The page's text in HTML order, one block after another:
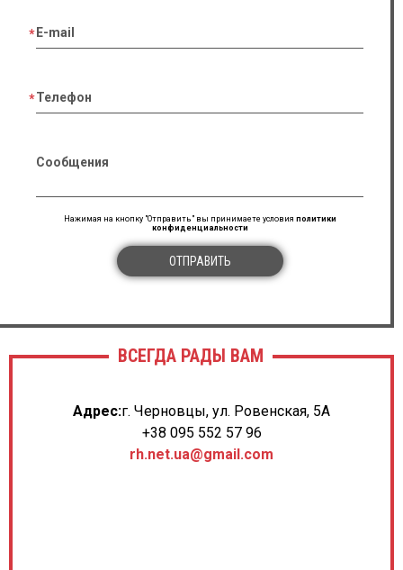
E-mail
Телефон
Сообщения
Нажимая на кнопку "Отправить" вы принимаете условия политики
конфиденциальности
ОТПРАВИТЬ
ВСЕГДА РАДЫ ВАМ
Адрес:г. Черновцы, ул. Ровенская, 5А
+38 095 552 57 96
rh.net.ua@gmail.com